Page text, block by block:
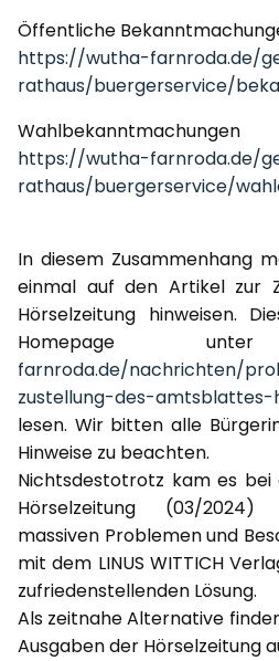
Öffentliche
https://wutha-farnroda.de/
rathaus/buergerservice/
Wahlbekanntmachungen
https://wutha-farnroda.de/
rathaus/buergerservice/
In diesem Zusammenhang
einmal auf den Artikel zur
Hörselzeitung hinweisen.
Homepage
farnroda.de/nachrichten/
zustellung-des-amtsblattes-
lesen. Wir bitten alle
Hinweise zu beachten.
Nichtsdestotrotz kam es
Hörselzeitung (03/
massiven Problemen und
mit dem LINUS WITTICH
zufriedenstellenden Lösung.
Als zeitnahe Alternative
Ausgaben der Hörselzeitung